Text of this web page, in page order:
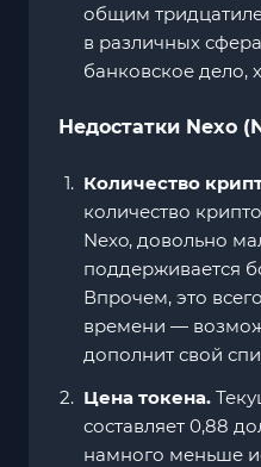
общим
в различных
банковское дело,
Недостатки Nexo
Количество
количество
Nexo, довольно
поддерживается
Впрочем, это
времени —
дополнит свой
Цена токена.
составляет 0,88
намного меньше